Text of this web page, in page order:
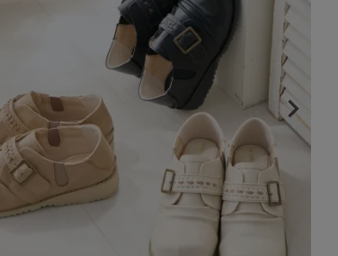
の靴箱の商品番号の表記が
がございますが同じ商品となっておりま
は原材料の高騰により新価格となりました。
ただきますようお願いいたします。
ルの高さから探す
未満
1cm以上2cm未満
以上3cm未満